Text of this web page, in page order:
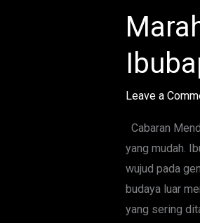
Leave a
Cabaran
yang mudah.
wujud pada
budaya luar
yang sering
Didik
Anak
Tanpa
Pukul
Yang
Wajib
Ibubapa
Tahu